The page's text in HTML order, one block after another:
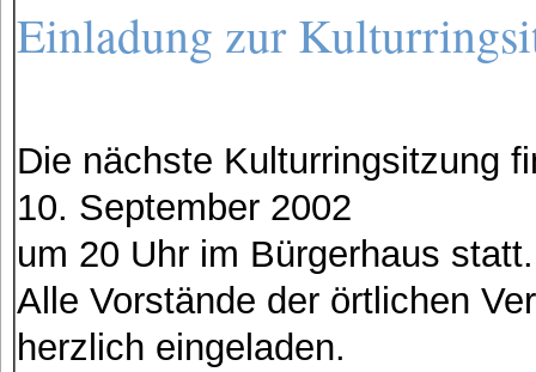
Einladung zur
Die nächste Kulturringsitzung
10. September 2002
um 20 Uhr im Bürgerhaus statt.
Alle Vorstände der örtlichen
herzlich eingeladen.